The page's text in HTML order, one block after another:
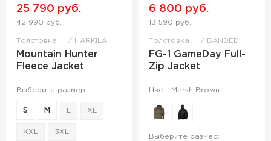
25 790 руб.
42 990 руб.
Толстовка HARKILA
Mountain Hunter
Fleece Jacket
Выберите размер:
S M XL
XXL 3XL
6 800 руб.
13 590 руб.
Толстовка BANDED
FG-1 GameDay Full-
Zip Jacket
Цвет: Marsh Brown
Выберите размер: